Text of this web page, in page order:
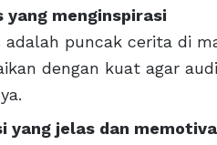
yang menginspirasi
adalah puncak cerita di
dengan kuat agar
yang jelas dan